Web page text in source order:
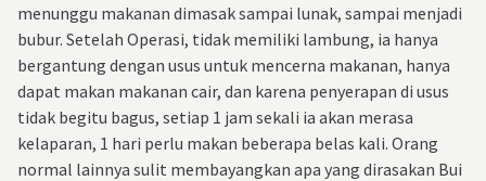
menunggu makanan dimasak sampai lunak, sampai menjadi
bubur. Setelah Operasi, tidak memiliki lambung, ia hanya
bergantung dengan usus untuk mencerna makanan, hanya
dapat makan makanan cair, dan karena penyerapan di usus
tidak begitu bagus, setiap 1 jam sekali ia akan merasa
kelaparan, 1 hari perlu makan beberapa belas kali. Orang
normal lainnya sulit membayangkan apa yang dirasakan Bui